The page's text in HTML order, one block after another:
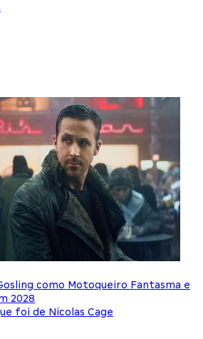
como Motoqueiro Fantasma e
2028
foi de Nicolas Cage